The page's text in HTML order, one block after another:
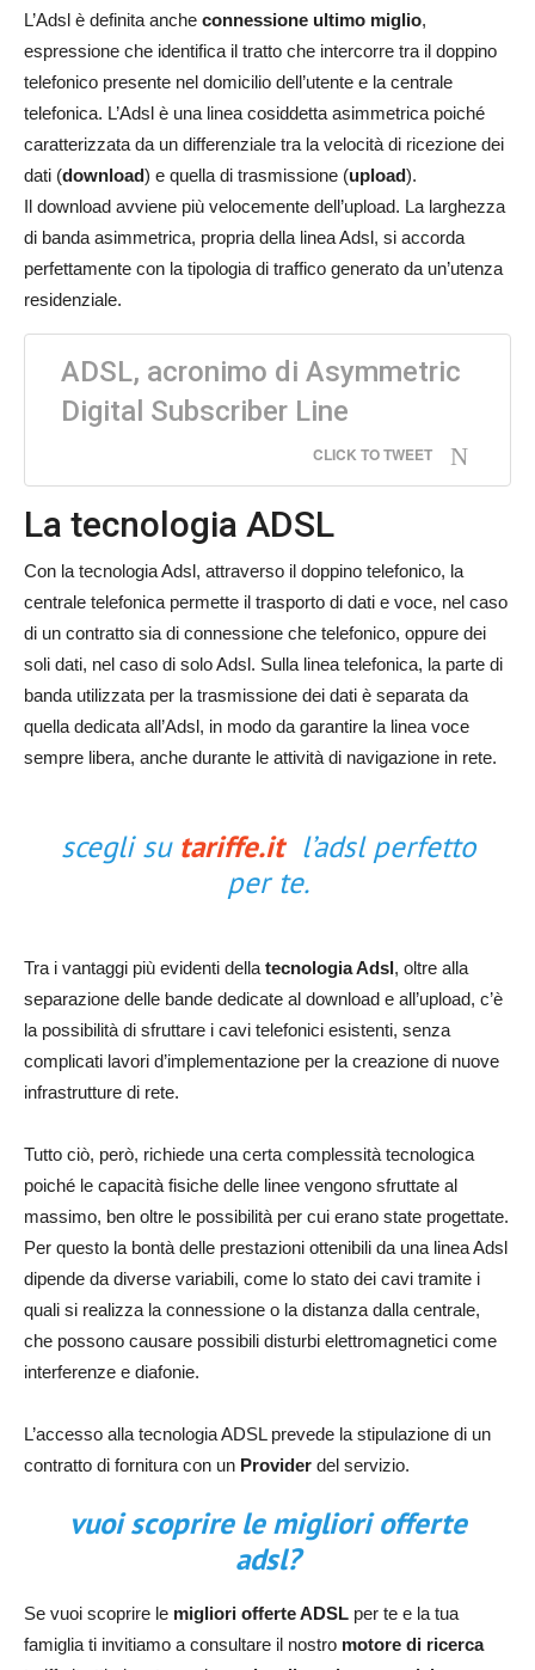
L’Adsl è definita anche connessione ultimo miglio,
espressione che identifica il tratto che intercorre tra il doppino
telefonico presente nel domicilio dell’utente e la centrale
telefonica. L’Adsl è una linea cosiddetta asimmetrica poiché
caratterizzata da un differenziale tra la velocità di ricezione dei
dati (download) e quella di trasmissione (upload).
Il download avviene più velocemente dell’upload. La larghezza
di banda asimmetrica, propria della linea Adsl, si accorda
perfettamente con la tipologia di traffico generato da un’utenza
residenziale.
ADSL, acronimo di Asymmetric
Digital Subscriber Line
CLICK TO TWEET
La tecnologia ADSL
Con la tecnologia Adsl, attraverso il doppino telefonico, la
centrale telefonica permette il trasporto di dati e voce, nel caso
di un contratto sia di connessione che telefonico, oppure dei
soli dati, nel caso di solo Adsl. Sulla linea telefonica, la parte di
banda utilizzata per la trasmissione dei dati è separata da
quella dedicata all’Adsl, in modo da garantire la linea voce
sempre libera, anche durante le attività di navigazione in rete.
scegli su tariffe.it l’adsl perfetto
per te.
Tra i vantaggi più evidenti della tecnologia Adsl, oltre alla
separazione delle bande dedicate al download e all’upload, c’è
la possibilità di sfruttare i cavi telefonici esistenti, senza
complicati lavori d’implementazione per la creazione di nuove
infrastrutture di rete.
Tutto ciò, però, richiede una certa complessità tecnologica
poiché le capacità fisiche delle linee vengono sfruttate al
massimo, ben oltre le possibilità per cui erano state progettate.
Per questo la bontà delle prestazioni ottenibili da una linea Adsl
dipende da diverse variabili, come lo stato dei cavi tramite i
quali si realizza la connessione o la distanza dalla centrale,
che possono causare possibili disturbi elettromagnetici come
interferenze e diafonie.
L’accesso alla tecnologia ADSL prevede la stipulazione di un
contratto di fornitura con un Provider del servizio.
vuoi scoprire le migliori offerte
adsl?
Se vuoi scoprire le migliori offerte ADSL per te e la tua
famiglia ti invitiamo a consultare il nostro motore di ricerca